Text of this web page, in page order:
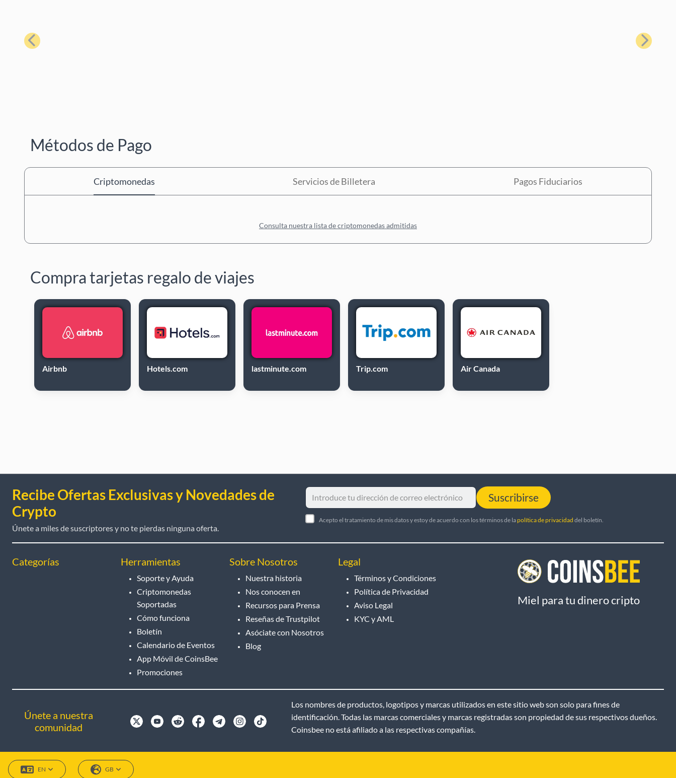
Anterior Siguiente
Métodos de Pago
Criptomonedas Servicios de Billetera Pagos Fiduciarios
Consulta nuestra lista de criptomonedas admitidas
Compra tarjetas regalo de viajes
Airbnb Hotels.com lastminute.com Trip.com Air Canada
Recibe Ofertas Exclusivas y Novedades de
Crypto
Únete a miles de suscriptores y no te pierdas ninguna oferta.
Suscribirse
Acepto el tratamiento de mis datos y estoy de acuerdo con los términos de lapolítica de privacidad del boletín.
Categorías Herramientas
Soporte y Ayuda
Criptomonedas
Soportadas
Cómo funciona
Boletín
Calendario de Eventos
App Móvil de CoinsBee
Promociones
Sobre Nosotros
Nuestra historia
Nos conocen en
Recursos para Prensa
Reseñas de Trustpilot
Asóciate con Nosotros
Blog
Legal
Términos y Condiciones
Política de Privacidad
Aviso Legal
KYC y AML
Miel para tu dinero cripto
Únete a nuestra
comunidad
Los nombres de productos, logotipos y marcas utilizados en este sitio web son solo para fines de
identificación. Todas las marcas comerciales y marcas registradas son propiedad de sus respectivos dueños.
Coinsbee no está afiliado a las respectivas compañías.
EN GB